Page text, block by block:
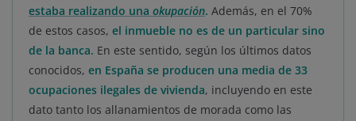
estaba realizando una okupación. Además, en el 70%
de estos casos, el inmueble no es de un particular sino
de la banca. En este sentido, según los últimos datos
conocidos, en España se producen una media de 33
ocupaciones ilegales de vivienda, incluyendo en este
dato tanto los allanamientos de morada como las